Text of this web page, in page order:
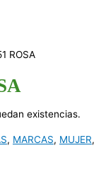
ROSA
existencias.
, MARCAS, MUJER,